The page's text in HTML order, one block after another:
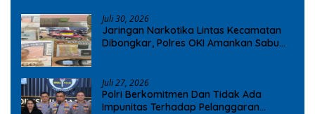
Juli 30, 2026
Jaringan Narkotika Lintas Kecamatan
Dibongkar, Polres OKI Amankan Sabu
Juli 27, 2026
Polri Berkomitmen Dan Tidak Ada
Impunitas Terhadap Pelanggaran